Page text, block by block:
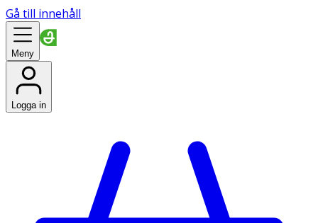
Gå till innehåll
Meny
Logga in